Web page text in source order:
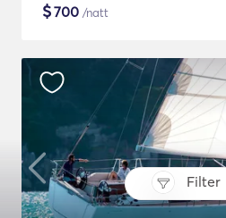
Filter
$700 /natt